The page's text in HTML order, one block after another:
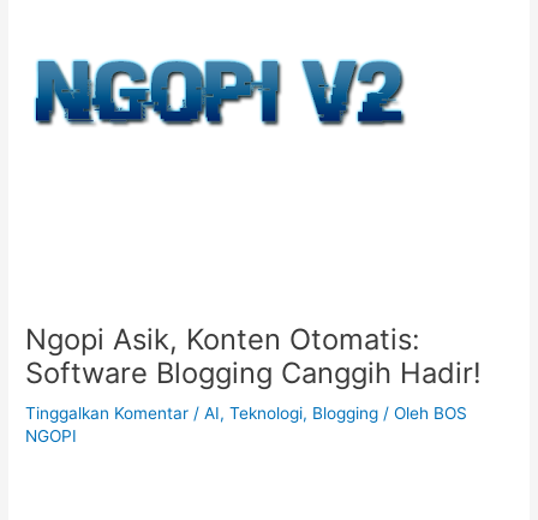
Ngopi Asik, Konten Otomatis:
Software Blogging Canggih Hadir!
Tinggalkan Komentar /AI, Teknologi, Blogging / Oleh BOS
NGOPI